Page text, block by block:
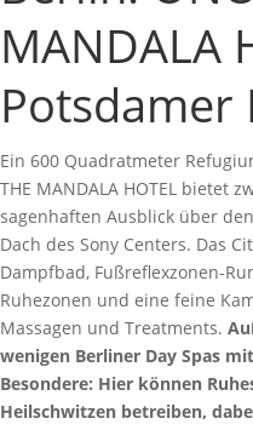
MANDALA
Potsdamer
Ein 600 Quadratmeter
THE MANDALA HOTEL bietet
sagenhaften Ausblick über
Dach des Sony Centers. Das
Dampfbad, Fußreflexzonen-
Ruhezonen und eine feine
Massagen und Treatments.
wenigen Berliner Day Spas
Besondere: Hier können
Heilschwitzen betreiben,